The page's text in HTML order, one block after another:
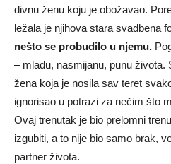
divnu ženu koju je obožavao.
ležala je njihova stara svadbena
nešto se probudilo u njemu.
– mladu, nasmijanu, punu života.
žena koja je nosila sav teret
ignorisao u potrazi za nečim što
Ovaj trenutak je bio prelomni
izgubiti, a to nije bio samo brak,
partner života.